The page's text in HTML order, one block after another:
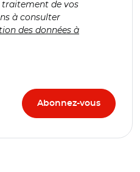
traitement de vos
à consulter
des données à